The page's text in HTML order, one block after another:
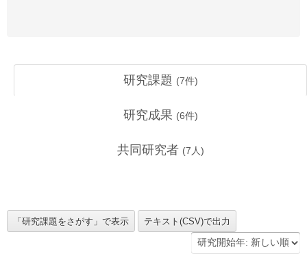
研究課題 (7件)
研究成果 (6件)
共同研究者 (7 人)